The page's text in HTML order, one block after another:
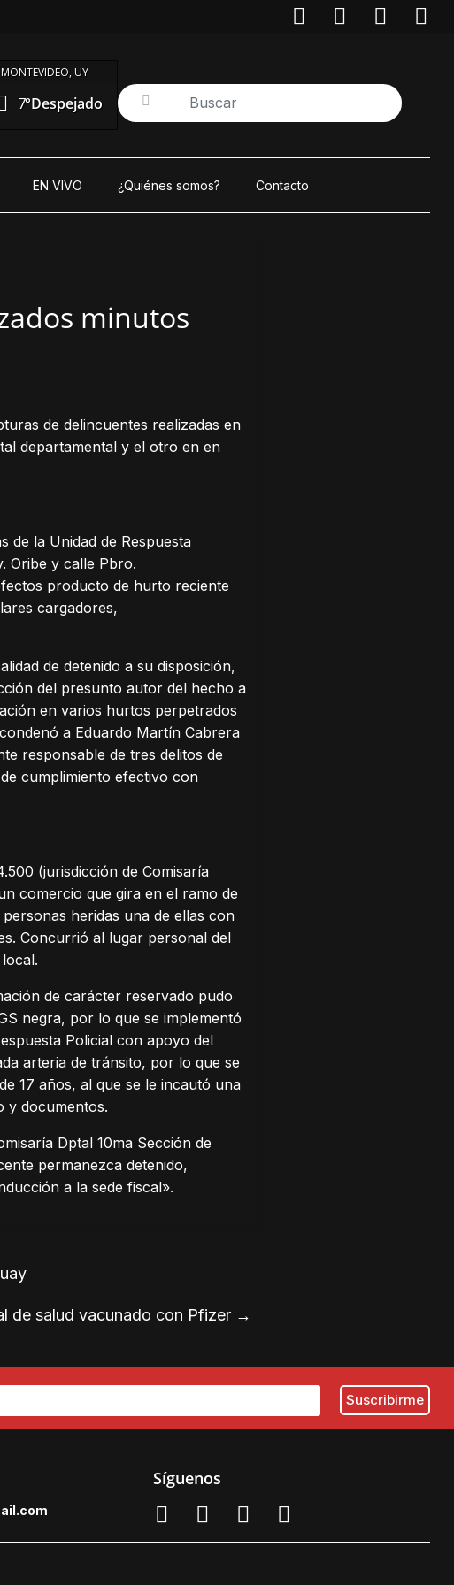
MONTEVIDEO, UY
7°Despejado
EN VIVO ¿Quiénes somos? Contacto
minutos
de delincuentes realizadas en
departamental y el otro en en
de la Unidad de Respuesta
Oribe y calle Pbro.
producto de hurto reciente
cargadores,
de detenido a su disposición,
del presunto autor del hecho a
en varios hurtos perpetrados
a Eduardo Martín Cabrera
responsable de tres delitos de
cumplimiento efectivo con
(jurisdicción de Comisaría
comercio que gira en el ramo de
heridas una de ellas con
Concurrió al lugar personal del
de carácter reservado pudo
negra, por lo que se implementó
Policial con apoyo del
arteria de tránsito, por lo que se
17 años, al que se le incautó una
y documentos.
Dptal 10ma Sección de
permanezca detenido,
a la sede fiscal».
de salud vacunado con Pfizer →
com
Síguenos